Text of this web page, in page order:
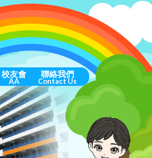
校友會
AA
聯絡我們
Contact Us